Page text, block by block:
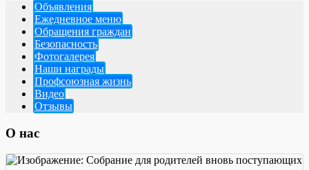
Объявления
Ежедневное меню
Обращения граждан
Безопасность
Фотогалерея
Наши награды
Профсоюзная жизнь
Видео
Отзывы
О нас